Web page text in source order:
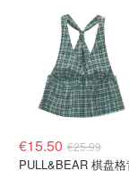
€15.50 €25.99
PULL&BEAR 棋盘